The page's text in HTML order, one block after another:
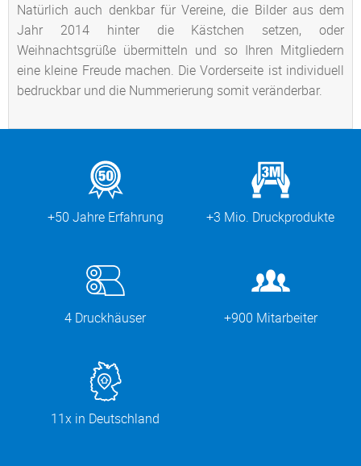
Natürlich auch denkbar für Vereine, die Bilder aus dem
Jahr 2014 hinter die Kästchen setzen, oder
Weihnachtsgrüße übermitteln und so Ihren Mitgliedern
eine kleine Freude machen. Die Vorderseite ist individuell
bedruckbar und die Nummerierung somit veränderbar.
+50 Jahre Erfahrung +3 Mio. Druckprodukte
4 Druckhäuser +900 Mitarbeiter
11x in Deutschland